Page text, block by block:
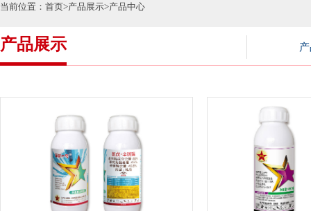
当前位置： 首页>产品展示>产品中心
产品展示